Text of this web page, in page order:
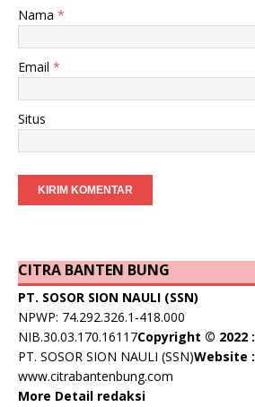
Nama *
Email *
Situs
CITRA BANTEN BUNG
PT. SOSOR SION NAULI (SSN)
NPWP: 74.292.326.1-418.000
NIB.30.03.170.16117Copyright © 2022 :
PT. SOSOR SION NAULI (SSN)Website :
www.citrabantenbung.com
More Detail redaksi